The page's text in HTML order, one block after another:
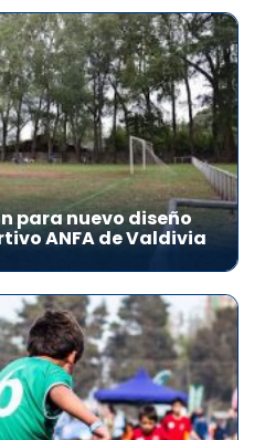
para nuevo diseño
ANFA de Valdivia